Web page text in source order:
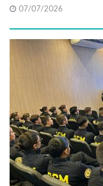
07/07/2026